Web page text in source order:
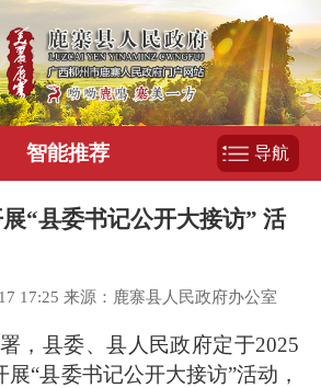
智能推荐 导航
“县委书记公开大接访” 活
17:25 来源：鹿寨县人民政府办公室
，县委、县人民政府定于2025
“县委书记公开大接访”活动，